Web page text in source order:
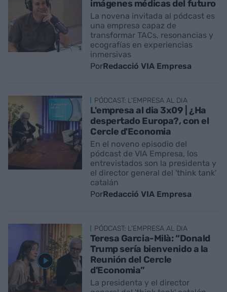
imágenes médicas del futuro
La novena invitada al pódcast es
una empresa capaz de
transformar TACs, resonancias y
ecografías en experiencias
inmersivas
PorRedacció VIA Empresa
PÓDCAST: L'EMPRESA AL DIA
L'empresa al dia 3x09 | ¿Ha
despertado Europa?, con el
Cercle d'Economia
En el noveno episodio del
pódcast de VIA Empresa, los
entrevistados son la presidenta y
el director general del 'think tank'
catalán
PorRedacció VIA Empresa
PÓDCAST: L'EMPRESA AL DIA
Teresa Garcia-Milà: “Donald
Trump sería bienvenido a la
Reunión del Cercle
d'Economia”
La presidenta y el director